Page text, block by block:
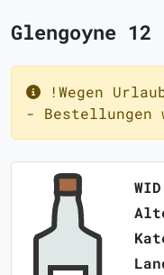
Glengoyne
!Wegen
- Bestellungen